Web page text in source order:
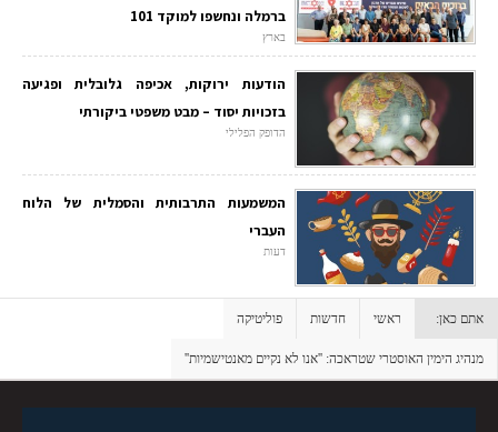
ברמלה ונחשפו למוקד 101
בארץ
הודעות ירוקות, אכיפה גלובלית ופגיעה
בזכויות יסוד – מבט משפטי ביקורתי
הדופק הפלילי
המשמעות התרבותית והסמלית של הלוח
העברי
דעות
אתם כאן: ראשי חדשות פוליטיקה
מנהיג הימין האוסטרי שטראכה: ''אנו לא נקיים מאנטישמיות''